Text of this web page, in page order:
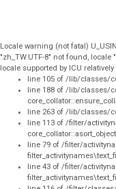
Locale warning (not fatal)
"zh_TW.UTF-8" not found,
locale supported by ICU
line 105 of /lib/classes/
line 188 of /lib/classes/
line 263 of /lib/classes/
line 113 of /filter/
line 79 of /filter/
line 43 of /filter/